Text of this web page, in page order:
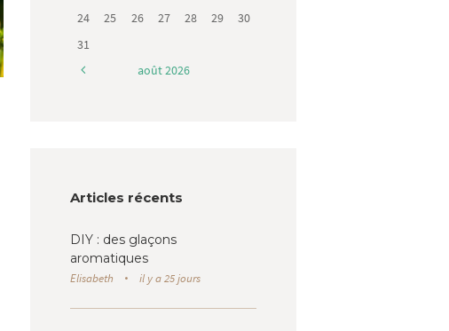
24
25 26 27 28 29
30
31
août2026
Articles récents
DIY : des glaçons
aromatiques
Elisabeth il y a 25 jours